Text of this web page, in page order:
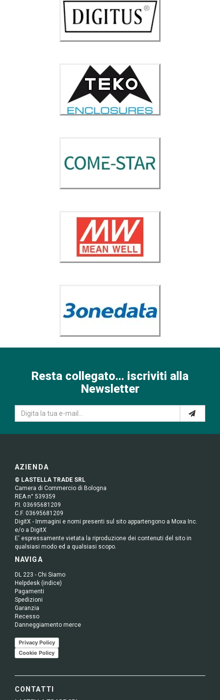
Resta collegato... iscriviti alla
Newsletter
AZIENDA
© LASTELLA TRADE SRL
Camera di Commercio di Bologna
REA n° 539359
P.I. 03695681209
C.F. 03695681209
DigitX - Immagini e nomi presenti sul sito appartengono a Moxa Inc.
e/o a DigitX
E' espressamente vietata la riproduzione dei contenuti del sito in
qualsiasi modo ed a qualsiasi scopo.
NAVIGA
DL 223 - Chi Siamo
Helpdesk (indice)
Pagamenti
Spedizioni
Garanzia
Recesso
Danneggiamento merce
Privacy Policy
Cookie Policy
CONTATTI